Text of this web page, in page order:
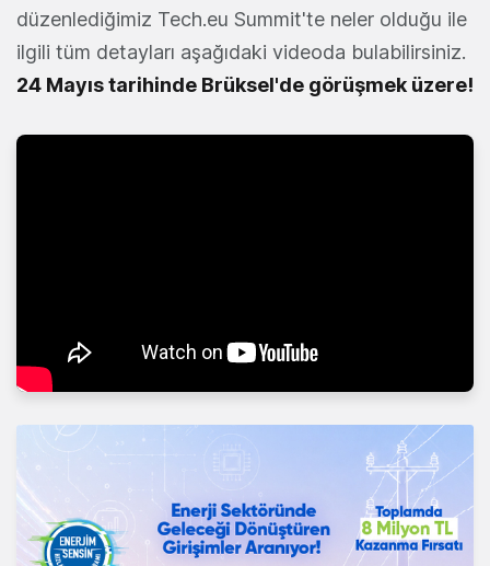
düzenlediğimiz Tech.eu Summit'te neler olduğu ile
ilgili tüm detayları aşağıdaki videoda bulabilirsiniz.
24 Mayıs tarihinde Brüksel'de görüşmek üzere!